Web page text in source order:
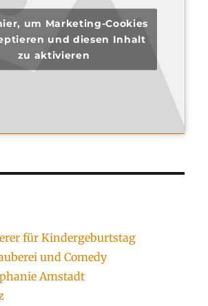
um Marketing-Cookies
und diesen Inhalt
zu aktivieren
für Kindergeburtstag
und Comedy
Amstadt